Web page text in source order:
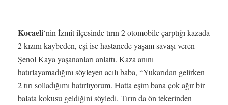
Kocaeli‘nin İzmit ilçesinde tırın 2 otomobile çarptığı kazada
2 kızını kaybeden, eşi ise hastanede yaşam savaşı veren
Şenol Kaya yaşananları anlattı. Kaza anını
hatırlayamadığını söyleyen acılı baba, “Yukarıdan gelirken
2 tırı solladığımı hatırlıyorum. Hatta eşim bana çok ağır bir
balata kokusu geldiğini söyledi. Tırın da ön tekerinden